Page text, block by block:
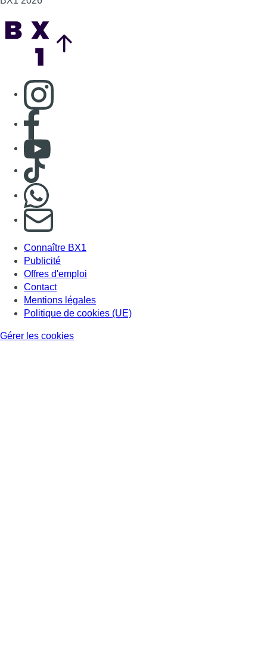
Consulter page Instagram
Consulter page Facebook
Consulter Youtube
Consulter TikTok
S'abonner à notre newsletter
Connaître BX1
Publicité
Offres d'emploi
Contact
Mentions légales
Politique de cookies (UE)
Gérer les cookies